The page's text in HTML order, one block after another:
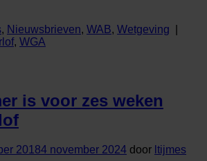
, Nieuwsbrieven, WAB, Wetgeving
, WGA
is voor zes weken
20184 november 2024 door ltijmes